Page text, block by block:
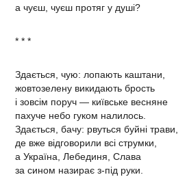
а чуєш, чуєш протяг у душі?
* * *
Здається, чую: лопають каштани,
жовтозелену викидають брость
і зовсім поруч — київське весняне
пахуче небо гуком налилось.
Здається, бачу: рвуться буйні трави,
де вже відговорили всі струмки,
а Україна, Лебединя, Слава
за сином назирає з-під руки.